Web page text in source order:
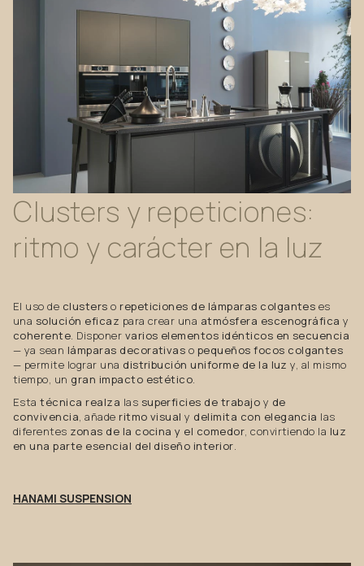
Clusters y repeticiones:
ritmo y carácter en la luz
El uso de clusters o repeticiones de lámparas colgantes es
una solución eficaz para crear una atmósfera escenográfica y
coherente. Disponer varios elementos idénticos en secuencia
— ya sean lámparas decorativas o pequeños focos colgantes
— permite lograr una distribución uniforme de la luz y, al mismo
tiempo, un gran impacto estético.
Estatécnica realza las superficies de trabajo y de
convivencia, añade ritmo visual y delimita con elegancia las
diferentes zonas de la cocina y el comedor, convirtiendo la luz
en una parte esencial del diseño interior.
HANAMI SUSPENSION